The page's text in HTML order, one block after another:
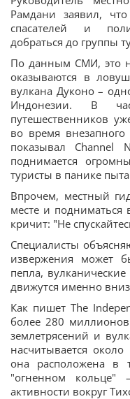
Рамдани заявил,
спасателей и
добраться до группы
По данным СМИ, это
оказываются в
вулкана Дуконо –
Индонезии. В
путешественников
во время
показывал
поднимается
туристы в панике
Впрочем, местный
месте и
кричит: "Не
Специалисты
извержения может
пепла,
движутся именно
Как пишет The
более 280 миллионов
землетрясений и
насчитывается
она расположена в
"огненном кольце"
активности вокруг